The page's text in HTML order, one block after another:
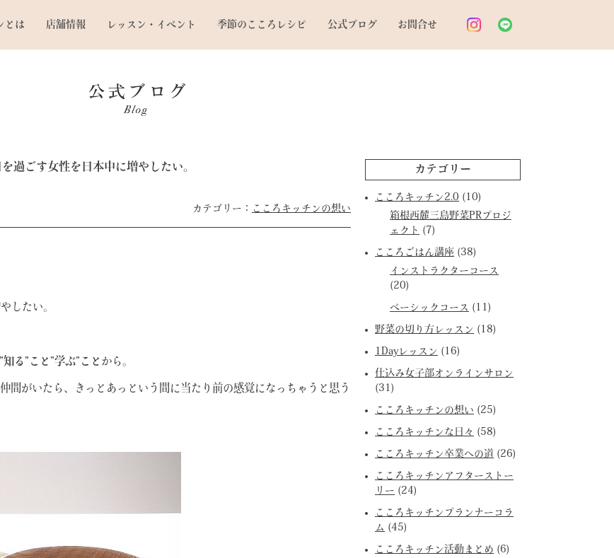
とは 店舗情報 レッスン・イベント 季節のこころレシピ 公式ブログ お問合せ
過ごす女性を日本中に増やしたい。
こころキッチンの想い
したい。
”知る”こと”学ぶ”こと から。
間がいたら、きっと あっという間に当たり前の感覚になっちゃうと思う
カテゴリー
こころキッチン2.0 (10)
箱根西麓三島野菜PRプロジ
ェクト (7)
こころごはん講座 (38)
インストラクターコース
(20)
ベーシックコース (11)
野菜の切り方レッスン (18)
1Dayレッスン (16)
仕込み女子部オンラインサロン
(31)
こころキッチンの想い (25)
こころキッチンな日々 (58)
こころキッチン卒業への道 (26)
こころキッチンアフターストー
リー (24)
こころキッチンプランナーコラ
ム (45)
こころキッチン活動まとめ (6)